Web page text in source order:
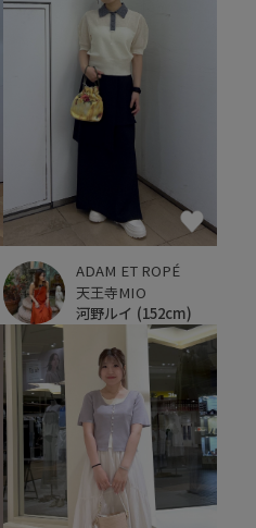
ADAM ET ROPÉ
天王寺MIO
河野ルイ (152cm)